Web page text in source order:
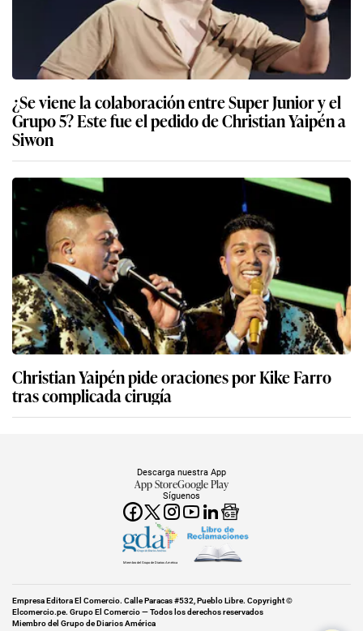
¿Se viene la colaboración entre Super Junior y el
Grupo 5? Este fue el pedido de Christian Yaipén a
Siwon
Christian Yaipén pide oraciones por Kike Farro
tras complicada cirugía
Síguenos
Descarga nuestra App
App StoreGoogle Play
Miembro del Grupo de Diarios América
Empresa Editora El Comercio. Calle Paracas #532, Pueblo Libre. Copyright ©
Elcomercio.pe. Grupo El Comercio — Todos los derechos reservados
Miembro del Grupo de Diarios América